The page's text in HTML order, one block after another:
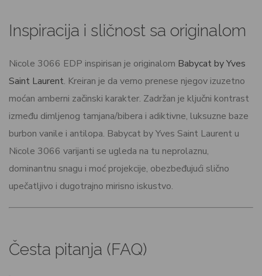
Inspiracija i sličnost sa originalom
Nicole 3066 EDP inspirisan je originalom Babycat by Yves
Saint Laurent. Kreiran je da verno prenese njegov izuzetno
moćan amberni začinski karakter. Zadržan je ključni kontrast
između dimljenog tamjana/bibera i adiktivne, luksuzne baze
burbon vanile i antilopa. Babycat by Yves Saint Laurent u
Nicole 3066 varijanti se ugleda na tu neprolaznu,
dominantnu snagu i moć projekcije, obezbeđujući slično
upečatljivo i dugotrajno mirisno iskustvo.
Česta pitanja (FAQ)